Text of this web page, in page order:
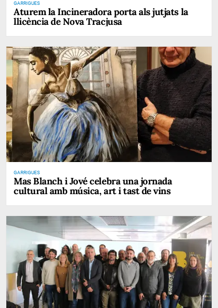
GARRIGUES
Aturem la Incineradora porta als jutjats la
llicència de Nova Tracjusa
GARRIGUES
Mas Blanch i Jové celebra una jornada
cultural amb música, art i tast de vins